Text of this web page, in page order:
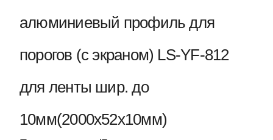
алюминиевый профиль для
порогов (с экраном) LS-YF-812
для ленты шир. до
10мм(2000х52x10мм)